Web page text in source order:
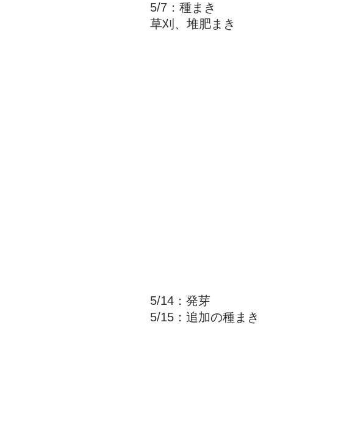
5/7：種まき
草刈 、堆肥まき
5/14：発芽
5/15：追加の種まき